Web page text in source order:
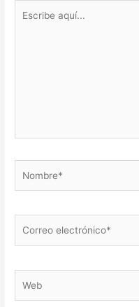
aquí...
electrónico*